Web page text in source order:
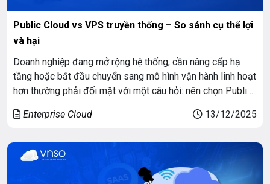
Public Cloud vs VPS truyền thống – So sánh cụ thể lợi
và hại
Doanh nghiệp đang mở rộng hệ thống, cần nâng cấp hạ
tầng hoặc bắt đầu chuyển sang mô hình vận hành linh hoạt
hơn thường phải đối mặt với một câu hỏi: nên chọn Public
nhau nhưng bản chất hoàn toàn khác, tạo ra […]
Enterprise Cloud 13/12/2025